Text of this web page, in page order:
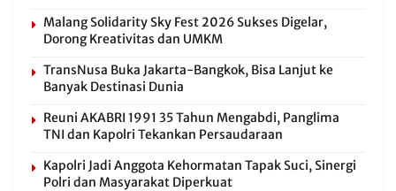
Malang Solidarity Sky Fest 2026 Sukses Digelar,
Dorong Kreativitas dan UMKM
TransNusa Buka Jakarta-Bangkok, Bisa Lanjut ke
Banyak Destinasi Dunia
Reuni AKABRI 1991 35 Tahun Mengabdi, Panglima
TNI dan Kapolri Tekankan Persaudaraan
Kapolri Jadi Anggota Kehormatan Tapak Suci, Sinergi
Polri dan Masyarakat Diperkuat